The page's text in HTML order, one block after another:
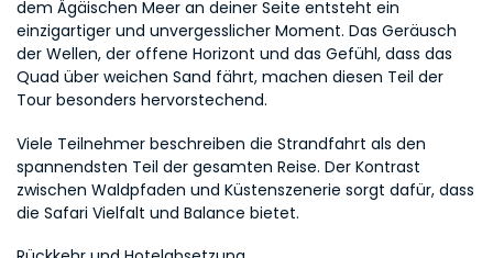
dem Ägäischen Meer an deiner Seite entsteht ein
einzigartiger und unvergesslicher Moment. Das Geräusch
der Wellen, der offene Horizont und das Gefühl, dass das
Quad über weichen Sand fährt, machen diesen Teil der
Tour besonders hervorstechend.
Viele Teilnehmer beschreiben die Strandfahrt als den
spannendsten Teil der gesamten Reise. Der Kontrast
zwischen Waldpfaden und Küstenszenerie sorgt dafür, dass
die Safari Vielfalt und Balance bietet.